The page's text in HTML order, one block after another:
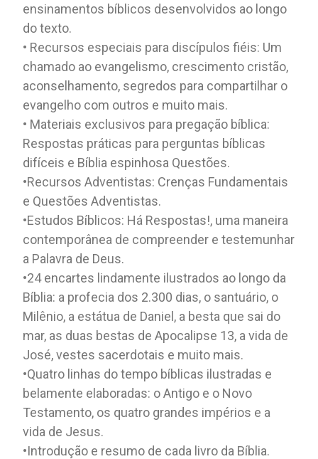
ensinamentos bíblicos desenvolvidos ao longo
do texto.
• Recursos especiais para discípulos fiéis: Um
chamado ao evangelismo, crescimento cristão,
aconselhamento, segredos para compartilhar o
evangelho com outros e muito mais.
• Materiais exclusivos para pregação bíblica:
Respostas práticas para perguntas bíblicas
difíceis e Bíblia espinhosa Questões.
•Recursos Adventistas: Crenças Fundamentais
e Questões Adventistas.
•Estudos Bíblicos: Há Respostas!, uma maneira
contemporânea de compreender e testemunhar
a Palavra de Deus.
•24 encartes lindamente ilustrados ao longo da
Bíblia: a profecia dos 2.300 dias, o santuário, o
Milênio, a estátua de Daniel, a besta que sai do
mar, as duas bestas de Apocalipse 13, a vida de
José, vestes sacerdotais e muito mais.
•Quatro linhas do tempo bíblicas ilustradas e
belamente elaboradas: o Antigo e o Novo
Testamento, os quatro grandes impérios e a
vida de Jesus.
•Introdução e resumo de cada livro da Bíblia.